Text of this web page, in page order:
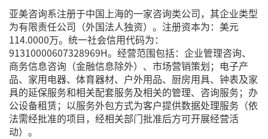
亚美咨询系注册于中国上海的一家咨询类公司，其企业类型
为有限责任公司（外国法人独资）。注册资本为：美元
114.0000万。统一社会信用代码为：
91310000607328969H。经营范围包括：企业管理咨询、
商务信息咨询（金融信息除外）、市场营销策划；电子产
品、家用电器、体育器材、户外用品、厨房用具、钟表及家
具的延保服务和相关配套服务及相关的管理、咨询服务；办
公设备租赁；以服务外包方式为客户提供数据处理服务（依
法需经批准的项目，经相关部门批准后方可开展经营活
动）。